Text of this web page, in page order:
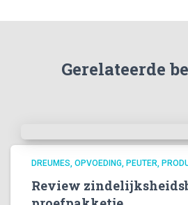
Gerelateerde
DREUMES OPVOEDING PEUTER
Review